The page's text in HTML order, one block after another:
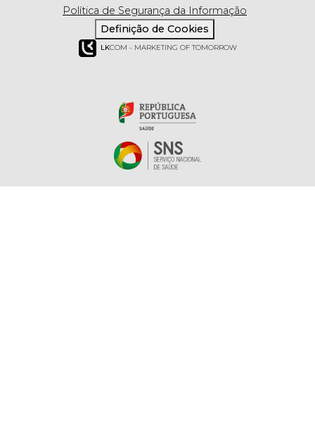
Política de Segurança da Informação
Definição de Cookies
LKCOM - MARKETING OF TOMORROW